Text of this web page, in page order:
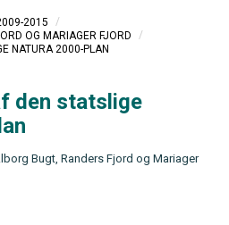
2015
/
OG MARIAGER FJORD
/
NATURA 2000-PLAN
den statslige
Bugt, Randers Fjord og Mariager